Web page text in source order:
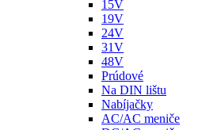
15V
19V
24V
31V
48V
Prúdové
Na DIN lištu
Nabíjačky
AC/AC meniče